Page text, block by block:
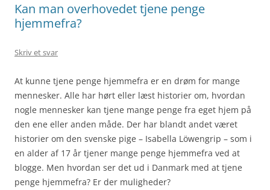
Kan man overhovedet tjene penge
hjemmefra?
Skriv et svar
At kunne tjene penge hjemmefra er en drøm for mange
mennesker. Alle har hørt eller læst historier om, hvordan
nogle mennesker kan tjene mange penge fra eget hjem på
den ene eller anden måde. Der har blandt andet været
historier om den svenske pige – Isabella Löwengrip – som i
en alder af 17 år tjener mange penge hjemmefra ved at
blogge. Men hvordan ser det ud i Danmark med at tjene
penge hjemmefra? Er der muligheder?